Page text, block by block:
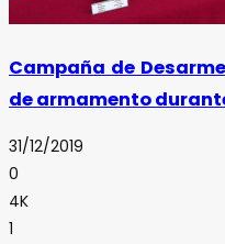
Campaña de
de armamento
31/12/2019
0
4K
1